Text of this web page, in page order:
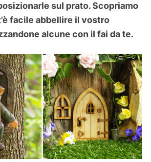
sul prato. Scopriamo
facile abbellire il vostro
alcune con il fai da te.